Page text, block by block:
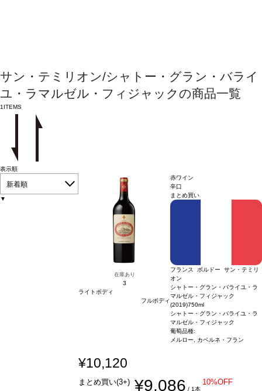
サン・テミリオン/シャトー・グラン・バライ
ユ・ラマルゼル・フィジャックの商品一覧
1 ITEMS
表示順
新着順
▼
在庫あり
3
ライトボディ
フルボディ
赤ワイン
辛口
まとめ買い
フランス ボルドー サン・テミリ
オン
シャトー・グラン・バライユ・ラ
マルゼル・フィジャック
(2019)750ml
シャトー・グラン・バライユ・ラ
マルゼル・フィジャック
葡萄品種:
メルロー, カベルネ・フラン
¥10,120
まとめ買い(3+) ¥9,086 / 1本
10%OFF